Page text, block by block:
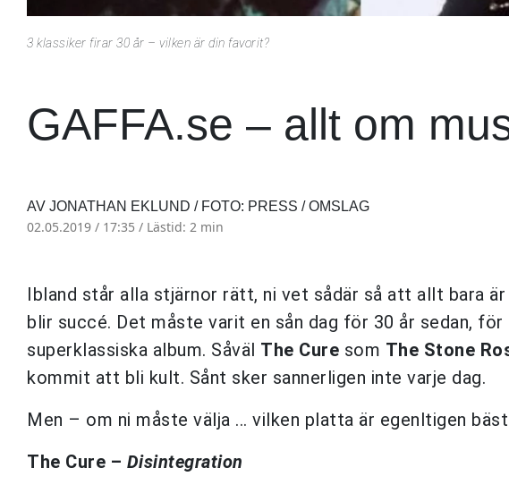
3 klassiker firar 30 år – vilken är din favorit?
GAFFA.se – allt om
AV JONATHAN EKLUND / FOTO: PRESS / OMSLAG
02.05.2019 / 17:35 / Lästid: 2 min
Ibland står alla stjärnor rätt, ni vet sådär så att allt bara
blir succé. Det måste varit en sån dag för 30 år sedan,
superklassiska album. Såväl The Cure som The Stone
kommit att bli kult. Sånt sker sannerligen inte varje dag.
Men – om ni måste välja ... vilken platta är egenltigen
The Cure – Disintegration